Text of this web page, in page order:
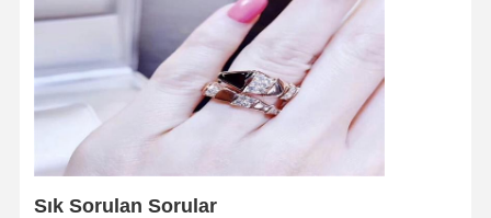
Fabrika Turu
Kalite
Kontrolü
Bizimle
İletişim
Davalar Blog
Bir İndirim
Sık Sorulan Sorular